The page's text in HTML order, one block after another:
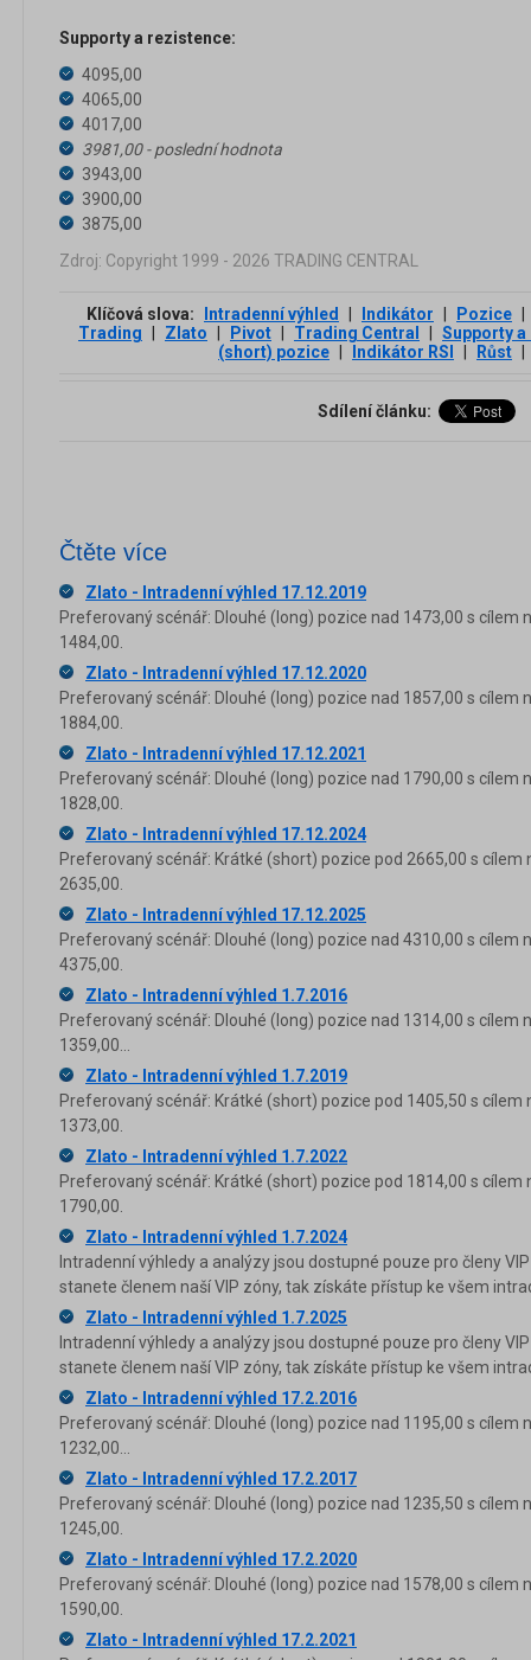
Supporty a rezistence:
4095,00
4065,00
4017,00
3981,00 - poslední hodnota
3943,00
3900,00
3875,00
Zdroj: Copyright 1999 - 2026 TRADING CENTRAL
Klíčová slova: Intradenní výhled Indikátor Pozice
Trading
Zlato Pivot Trading Central
Supporty
(short) pozice
Indikátor RSI Růst
Sdílení článku:
Čtěte více
Zlato - Intradenní výhled 17.12.2019
Preferovaný scénář: Dlouhé (long) pozice nad 1473,00 s cílem
1484,00.
Zlato - Intradenní výhled 17.12.2020
Preferovaný scénář: Dlouhé (long) pozice nad 1857,00 s cílem
1884,00.
Zlato - Intradenní výhled 17.12.2021
Preferovaný scénář: Dlouhé (long) pozice nad 1790,00 s cílem
1828,00.
Zlato - Intradenní výhled 17.12.2024
Preferovaný scénář: Krátké (short) pozice pod 2665,00 s cílem
2635,00.
Zlato - Intradenní výhled 17.12.2025
Preferovaný scénář: Dlouhé (long) pozice nad 4310,00 s cílem
4375,00.
Zlato - Intradenní výhled 1.7.2016
Preferovaný scénář: Dlouhé (long) pozice nad 1314,00 s cílem
1359,00...
Zlato - Intradenní výhled 1.7.2019
Preferovaný scénář: Krátké (short) pozice pod 1405,50 s cílem
1373,00.
Zlato - Intradenní výhled 1.7.2022
Preferovaný scénář: Krátké (short) pozice pod 1814,00 s cílem
1790,00.
Zlato - Intradenní výhled 1.7.2024
Intradenní výhledy a analýzy jsou dostupné pouze pro členy
stanete členem naší VIP zóny, tak získáte přístup ke všem
Zlato - Intradenní výhled 1.7.2025
Intradenní výhledy a analýzy jsou dostupné pouze pro členy
stanete členem naší VIP zóny, tak získáte přístup ke všem
Zlato - Intradenní výhled 17.2.2016
Preferovaný scénář: Dlouhé (long) pozice nad 1195,00 s cílem
1232,00...
Zlato - Intradenní výhled 17.2.2017
Preferovaný scénář: Dlouhé (long) pozice nad 1235,50 s cílem
1245,00.
Zlato - Intradenní výhled 17.2.2020
Preferovaný scénář: Dlouhé (long) pozice nad 1578,00 s cílem
1590,00.
Zlato - Intradenní výhled 17.2.2021